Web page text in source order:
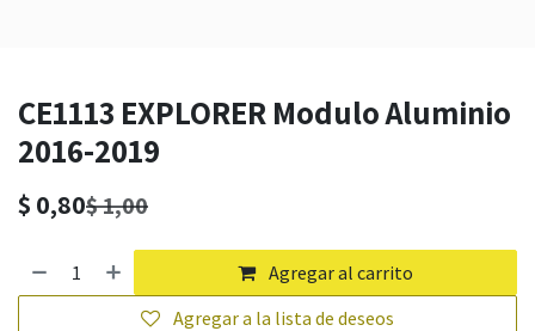
CE1113 EXPLORER Modulo Aluminio
2016-2019
$ 0,80$1,00
Agregar al carrito
Agregar a la lista de deseos